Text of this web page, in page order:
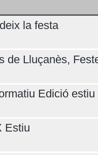
la festa
de Lluçanès,
Edició estiu
Estiu